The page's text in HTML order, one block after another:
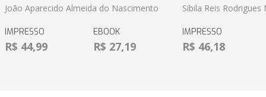
João Aparecido Almeida do Nascimento
IMPRESSO
R$ 44,99
EBOOK
R$ 27,19
Sibila Reis
IMPRESSO
R$ 46,18